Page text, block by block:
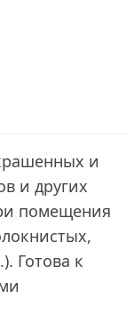
и
и других
помещения
Готова к